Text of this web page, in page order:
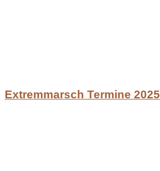
Extremmarsch Termine 2025